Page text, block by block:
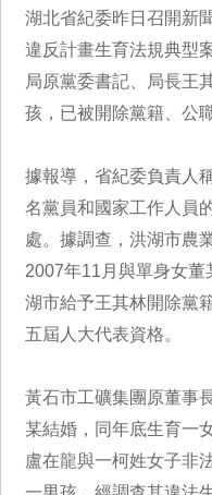
湖北省紀委昨日召開新
違反計畫生育法規典型
局原黨委書記、局長王
孩，已被開除黨籍、公職
據報導，省紀委負責人
名黨員和國家工作人員
處。據調查，洪湖市農
2007年11月與單身女
湖市給予王其林開除黨
五屆人大代表資格。
黃石市工礦集團原董事
某結婚，同年底生育一
盧在龍與一柯姓女子非